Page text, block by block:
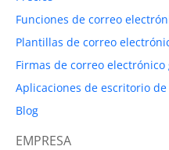
Funciones de correo
Plantillas de correo
Firmas de correo
Aplicaciones de escritorio
Blog
EMPRESA